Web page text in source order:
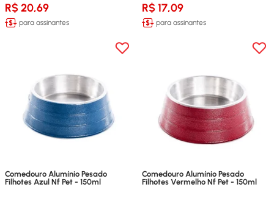
R$ 20,69
para assinantes
R$ 17,09
para assinantes
Comedouro Alumínio Pesado
Filhotes Azul Nf Pet - 150ml
Comedouro Alumínio Pesado
Filhotes Vermelho Nf Pet - 150ml